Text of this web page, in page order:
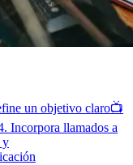
un objetivo claro📺
Incorpora llamados a
y